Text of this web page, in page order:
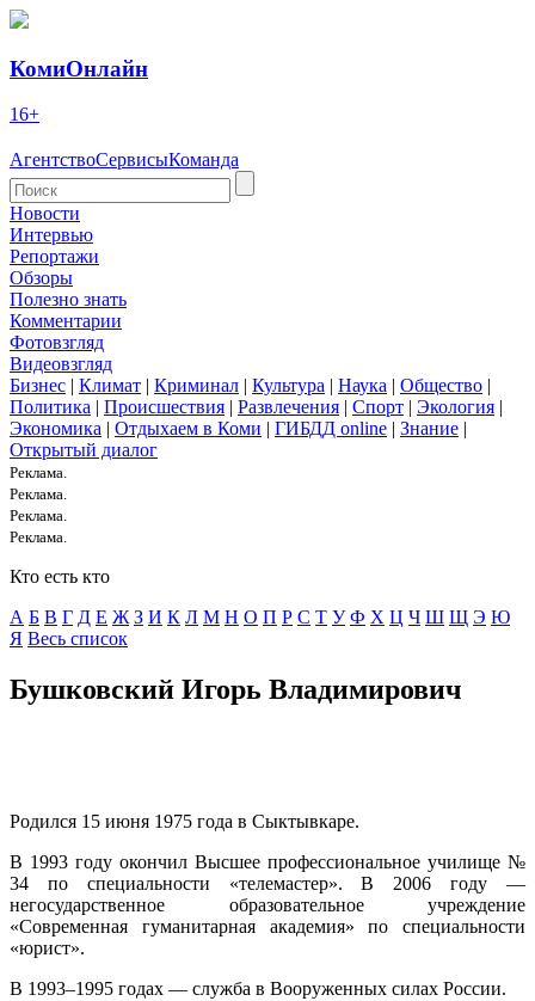
КомиОнлайн
16+
АгентствоСервисыКоманда
Новости
Интервью
Репортажи
Обзоры
Полезно знать
Комментарии
Фотовзгляд
Видеовзгляд
Бизнес | Климат | Криминал | Культура | Наука | Общество |
Политика | Происшествия | Развлечения | Спорт | Экология |
Экономика | Отдыхаем в Коми | ГИБДД online | Знание |
Открытый диалог
Реклама.
Реклама.
Реклама.
Реклама.
Кто есть кто
А Б В Г Д E Ж З И К Л М Н О П Р С Т У Ф Х Ц Ч Ш Щ Э Ю
Я Весь список
Бушковский Игорь Владимирович
Родился 15 июня 1975 года в Сыктывкаре.
В 1993 году окончил Высшее профессиональное училище №
34 по специальности «телемастер». В 2006 году —
негосударственное образовательное учреждение
«Современная гуманитарная академия» по специальности
«юрист».
В 1993–1995 годах — служба в Вооруженных силах России.